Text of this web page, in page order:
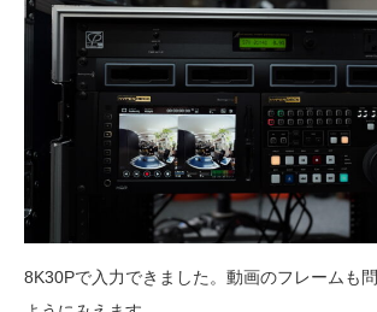
8K30Pで入力できました。動画のフレームも